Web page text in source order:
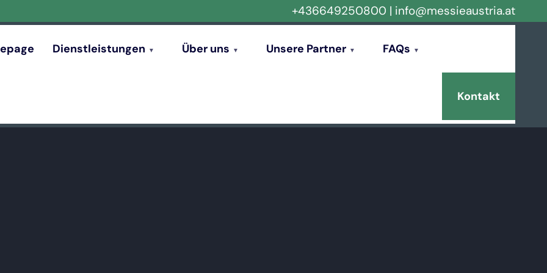
+436649250800 | info@messieaustria.at
Dienstleistungen Über uns Unsere Partner FAQs
Kontakt